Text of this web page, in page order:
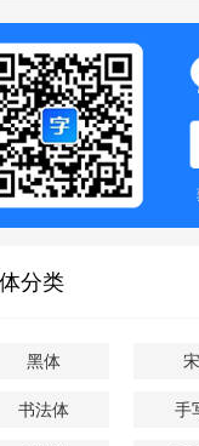
分类
黑体
书法体 手